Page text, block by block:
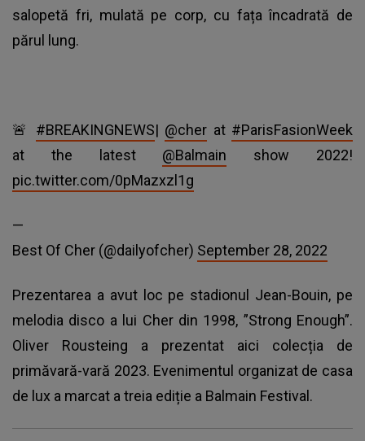
salopetă fri, mulată pe corp, cu fața încadrată de
părul lung.
🚨 #BREAKINGNEWS| @cher at #ParisFasionWeek
at the latest @Balmain show 2022!
pic.twitter.com/0pMazxzl1g
—
Best Of Cher (@dailyofcher) September 28, 2022
Prezentarea a avut loc pe stadionul Jean-Bouin, pe
melodia disco a lui Cher din 1998, ”Strong Enough”.
Oliver Rousteing a prezentat aici colecția de
primăvară-vară 2023. Evenimentul organizat de casa
de lux a marcat a treia ediție a Balmain Festival.